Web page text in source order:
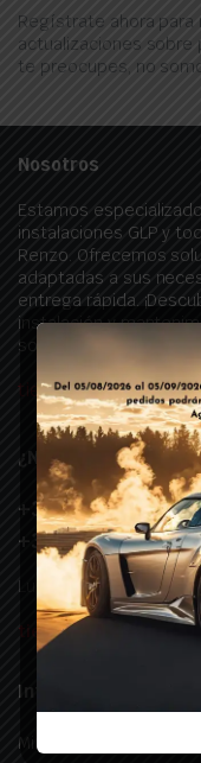
Regístrate ahora para
actualizaciones sobre
te preocupes, no
Nosotros
Estamos
instalaciones GLP y
Renzo. Ofrecemos
adaptadas a sus
entrega rápida.
instalación y
solo lugar!
tienda@landirenzo-
¿Necesitas ayuda?
+34 676 088 610
+34 634 033 977
Lunes – Viernes:
tienda@landirenzo-
Información útil
Mi cuenta